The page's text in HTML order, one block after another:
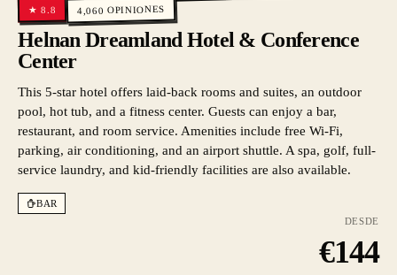
★8.8 4,060 OPINIONES
Helnan Dreamland Hotel & Conference
Center
This 5-star hotel offers laid-back rooms and suites, an outdoor
pool, hot tub, and a fitness center. Guests can enjoy a bar,
restaurant, and room service. Amenities include free Wi-Fi,
parking, air conditioning, and an airport shuttle. A spa, golf, full-
service laundry, and kid-friendly facilities are also available.
BAR
DESDE
€144